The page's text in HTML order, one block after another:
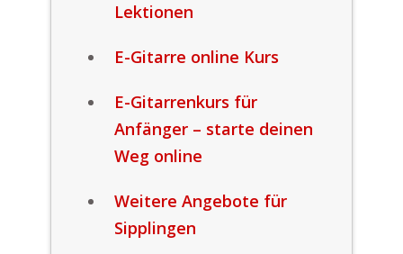
Lektionen
E-Gitarre online Kurs
E-Gitarrenkurs für
Anfänger – starte deinen
Weg online
Weitere Angebote für
Sipplingen